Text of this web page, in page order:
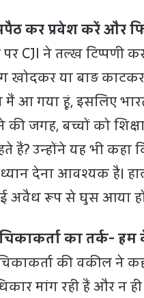
कर प्रवेश करें और
CJI ने तल्ख
खोदकर या बाड़
आ गया हूं, इसलिए
की जगह, बच्चों को
हैं? उन्होंने यह भी
देना आवश्यक है।
अवैध रूप से घुस आया हो,
का तर्क-
की वकील ने
मांग रही हैं और न